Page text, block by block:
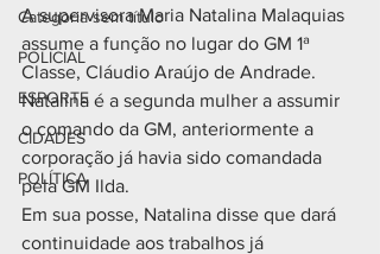
Categoria sem título
POLICIAL
ESPORTE
CIDADES
POLÍTICA
A supervisora Maria Natalina Malaquias
assume a função no lugar do GM 1ª
Classe, Cláudio Araújo de Andrade.
Natalina é a segunda mulher a assumir
o comando da GM, anteriormente a
corporação já havia sido comandada
pela GM Ilda.
Em sua posse, Natalina disse que dará
continuidade aos trabalhos já